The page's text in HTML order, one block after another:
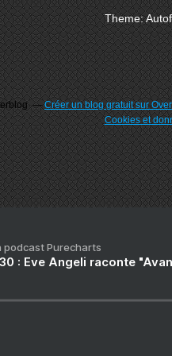
Theme:
Créer un blog gratuit sur
Cookies et
podcast Purecharts
: Eve Angeli raconte